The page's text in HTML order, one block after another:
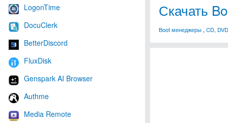
LogonTime
DocuClerk
BetterDiscord
FluxDisk
Genspark AI Browser
Authme
Media Remote
Скачать
Boot менеджеры , CD,